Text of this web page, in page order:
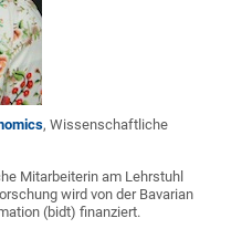
, Wissenschaftliche
Mitarbeiterin am Lehrstuhl
wird von der Bavarian
(bidt) finanziert.